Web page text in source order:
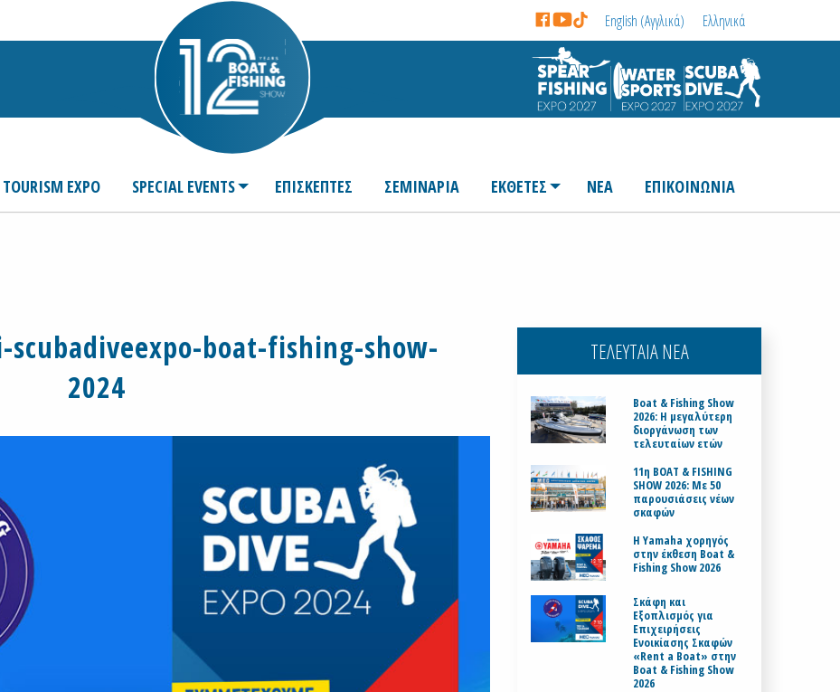
English (Αγγλικά) Ελληνικά
EXPO SPECIAL EVENTS ΕΠΙΣΚΕΠΤΕΣ ΣΕΜΙΝΑΡΙΑ ΕΚΘΕΤΕΣ ΝΕΑ ΕΠΙΚΟΙΝΩΝΙΑ
boat-fishing-show-
2024
ΤΕΛΕΥΤΑΙΑ ΝΕΑ
Boat & Fishing Show
2026: Η μεγαλύτερη
διοργάνωση των
τελευταίων ετών
11η BOAT & FISHING
SHOW 2026: Με 50
παρουσιάσεις νέων
σκαφών
H Yamaha χορηγός
στην έκθεση Boat &
Fishing Show 2026
Σκάφη και
Εξοπλισμός για
Επιχειρήσεις
Ενοικίασης Σκαφών
«Rent a Boat» στην
Boat & Fishing Show
2026